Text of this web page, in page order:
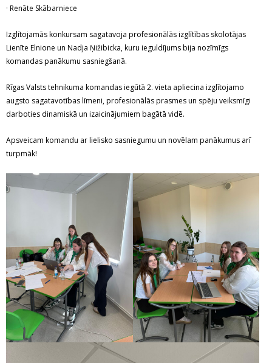
· Renāte Skābarniece
Izglītojamās konkursam sagatavoja profesionālās izglītības skolotājas
Lienīte Elnione un Nadja Ņižibicka, kuru ieguldījums bija nozīmīgs
komandas panākumu sasniegšanā.
Rīgas Valsts tehnikuma komandas iegūtā 2. vieta apliecina izglītojamo
augsto sagatavotības līmeni, profesionālās prasmes un spēju veiksmīgi
darboties dinamiskā un izaicinājumiem bagātā vidē.
Apsveicam komandu ar lielisko sasniegumu un novēlam panākumus arī
turpmāk!